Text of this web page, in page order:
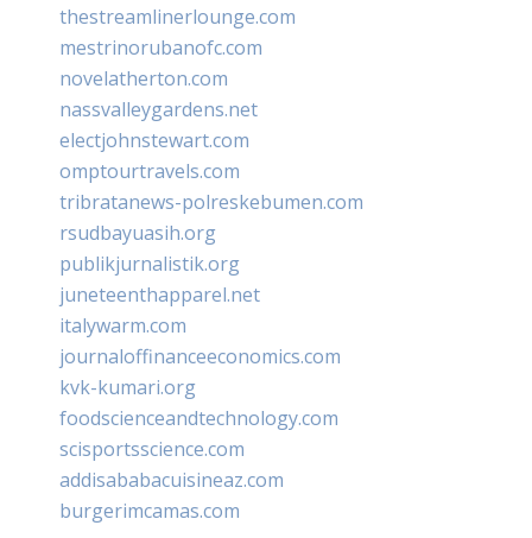
thestreamlinerlounge.com
mestrinorubanofc.com
novelatherton.com
nassvalleygardens.net
electjohnstewart.com
omptourtravels.com
tribratanews-polreskebumen.com
rsudbayuasih.org
publikjurnalistik.org
juneteenthapparel.net
italywarm.com
journaloffinanceeconomics.com
kvk-kumari.org
foodscienceandtechnology.com
scisportsscience.com
addisababacuisineaz.com
burgerimcamas.com